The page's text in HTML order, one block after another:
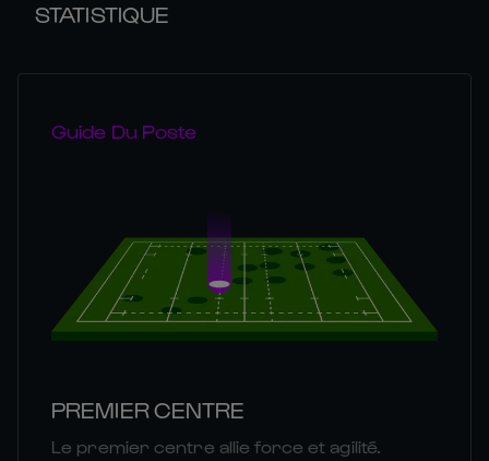
STATISTIQUE
Guide Du Poste
PREMIER CENTRE
Le premier centre allie force et agilité.